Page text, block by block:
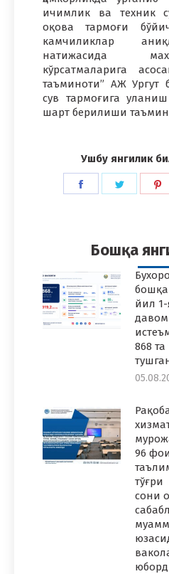
ичимлик ва техник
оқова тармоғи
камчиликлар
натижасида
кўрсатмаларига
таъминоти” АЖ Ургут
сув тармоғига
шарт берилиши
Ушбу янгилик
Share
Share
Бошқа
йил
868
96
тўғри
сони